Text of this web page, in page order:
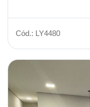
Cód.: LY4480